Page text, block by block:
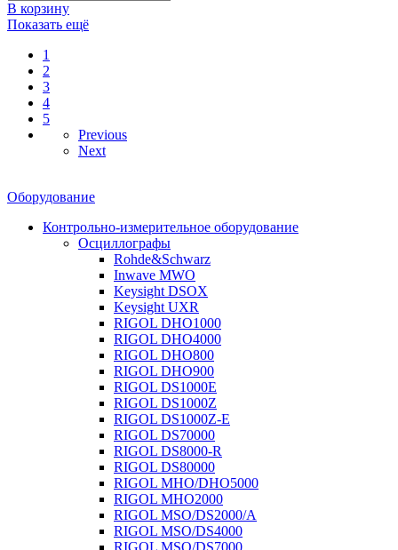
В корзину
Показать ещё
1
2
3
4
5
Previous
Next
Оборудование
Контрольно-измерительное оборудование
Осциллографы
Rohde&Schwarz
Inwave MWO
Keysight DSOX
Keysight UXR
RIGOL DHO1000
RIGOL DHO4000
RIGOL DHO800
RIGOL DHO900
RIGOL DS1000E
RIGOL DS1000Z
RIGOL DS1000Z-E
RIGOL DS70000
RIGOL DS8000-R
RIGOL DS80000
RIGOL MHO/DHO5000
RIGOL MHO2000
RIGOL MSO/DS2000/A
RIGOL MSO/DS4000
RIGOL MSO/DS7000